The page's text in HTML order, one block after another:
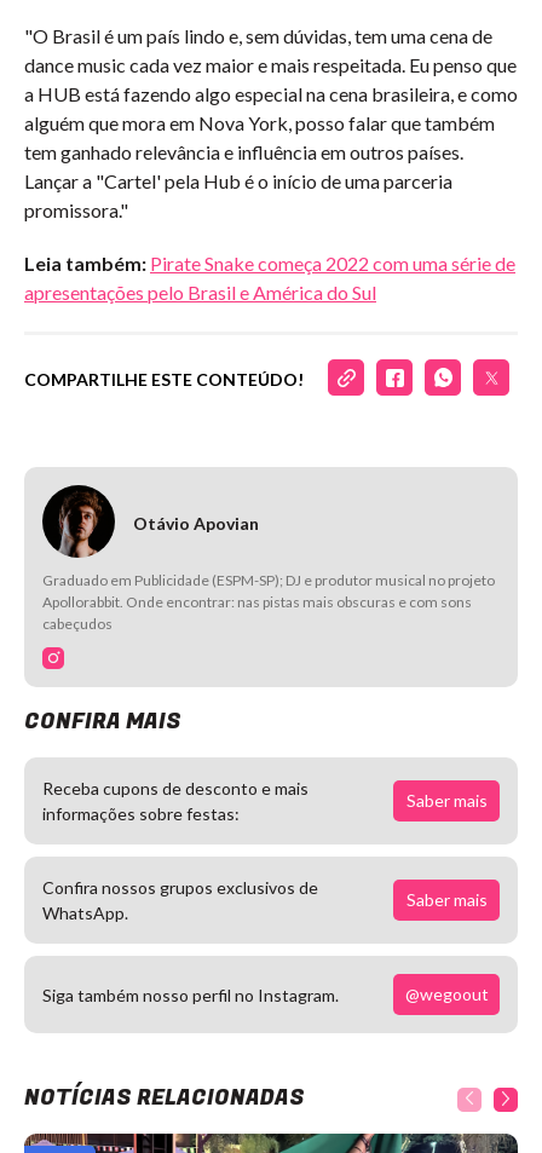
"O Brasil é um país lindo e, sem dúvidas, tem uma cena de
dance music cada vez maior e mais respeitada. Eu penso que
a HUB está fazendo algo especial na cena brasileira, e como
alguém que mora em Nova York, posso falar que também
tem ganhado relevância e influência em outros países.
Lançar a "Cartel' pela Hub é o início de uma parceria
promissora."
Leia também: Pirate Snake começa 2022 com uma série de
apresentações pelo Brasil e América do Sul
COMPARTILHE ESTE CONTEÚDO!
Otávio Apovian
Graduado em Publicidade (ESPM-SP); DJ e produtor musical no projeto
Apollorabbit. Onde encontrar: nas pistas mais obscuras e com sons
cabeçudos
CONFIRA MAIS
Receba cupons de desconto e mais
informações sobre festas:
Saber mais
Confira nossos grupos exclusivos de
WhatsApp.
Saber mais
Siga também nosso perfil no Instagram. @wegoout
NOTÍCIAS RELACIONADAS